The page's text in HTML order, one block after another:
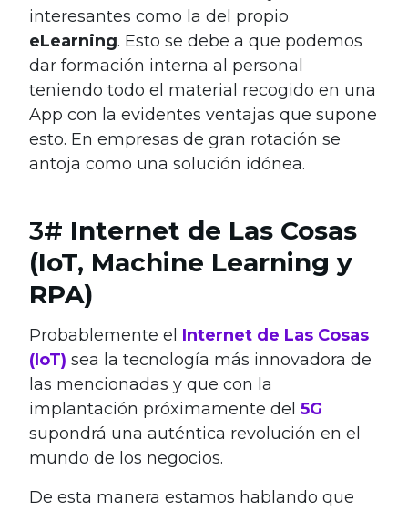
interesantes como la del propio
eLearning. Esto se debe a que podemos
dar formación interna al personal
teniendo todo el material recogido en una
App con la evidentes ventajas que supone
esto. En empresas de gran rotación se
antoja como una solución idónea.
3# Internet de Las Cosas
(IoT, Machine Learning y
RPA)
Probablemente el Internet de Las Cosas
(IoT) sea la tecnología más innovadora de
las mencionadas y que con la
implantación próximamente del 5G
supondrá una auténtica revolución en el
mundo de los negocios.
De esta manera estamos hablando que